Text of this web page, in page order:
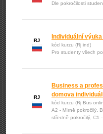
Dle pokročilosti
RJ
Individuální
kód kurzu (Rj ind)
Pro studenty všech
RJ
Business a
domova
kód kurzu (Rj Bus
A2 - Mírně pokročilý,
středně pokročilý, C1